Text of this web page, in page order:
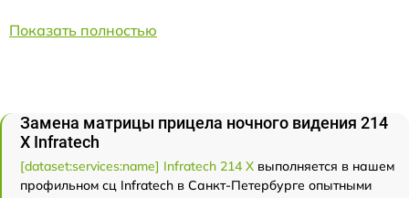
Показать полностью
Замена матрицы прицела ночного видения 214
Х Infratech
[dataset:services:name] Infratech 214 Х выполняется в нашем
профильном сц Infratech в Санкт-Петербурге опытными